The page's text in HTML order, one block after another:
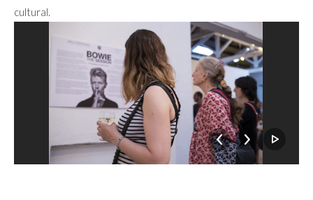
cultural.